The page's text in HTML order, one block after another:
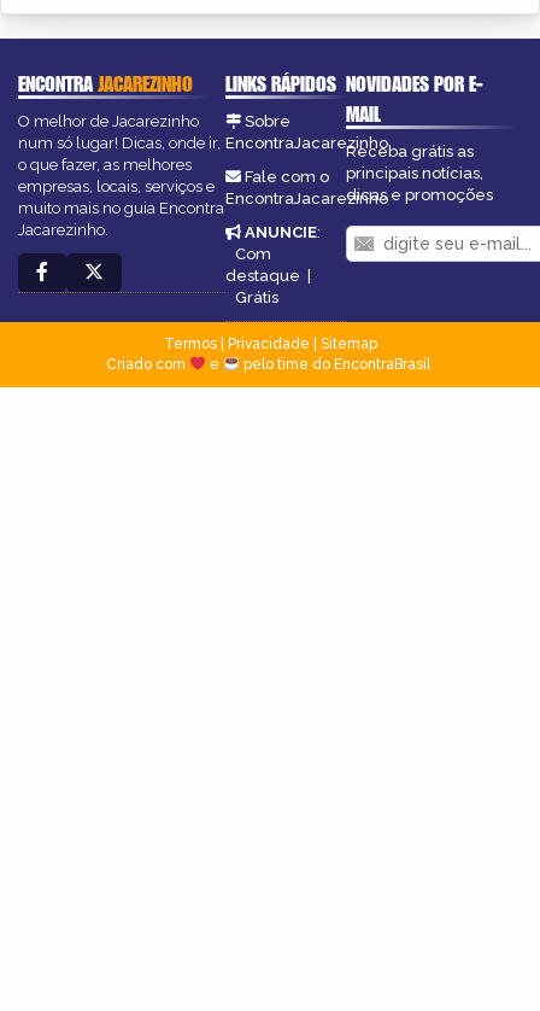
ENCONTRAJACAREZINHO
O melhor de Jacarezinho
num só lugar! Dicas, onde ir,
o que fazer, as melhores
empresas, locais, serviços e
muito mais no guia Encontra
Jacarezinho.
LINKS RÁPIDOS
Sobre
EncontraJacarezinho
Fale com o
EncontraJacarezinho
ANUNCIE:
Com
destaque |
Grátis
NOVIDADES POR E-
MAIL
Receba grátis as
principais notícias,
dicas e promoções
Termos| Privacidade
Sitemap
Criado com
e pelo time do EncontraBrasil